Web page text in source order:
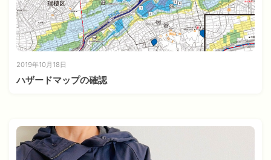
2019年10月18日
ハザードマップの確認